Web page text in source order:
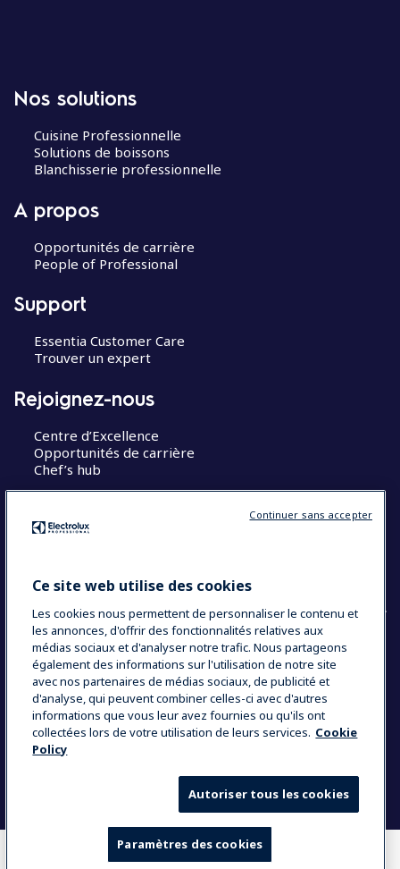
COMPARER OÙ ACHETER
Nos solutions
Cuisine Professionnelle
Solutions de boissons
Blanchisserie professionnelle
A propos
Opportunités de carrière
People of Professional
Support
Essentia Customer Care
Trouver un expert
Rejoignez-nous
Centre d’Excellence
Opportunités de carrière
Chef’s hub
COUNTRY AND LANGUAGE
VOTRE SÉLECTION : FRANCE
Data Privacy Statement
CGV Plan du site
Ce site web utilise des cookies
Les cookies nous permettent de personnaliser le contenu et
les annonces, d'offrir des fonctionnalités relatives aux
médias sociaux et d'analyser notre trafic. Nous partageons
également des informations sur l'utilisation de notre site
avec nos partenaires de médias sociaux, de publicité et
d'analyse, qui peuvent combiner celles-ci avec d'autres
informations que vous leur avez fournies ou qu'ils ont
collectées lors de votre utilisation de leurs services. Cookie
Policy
Autoriser tous les cookies
Paramètres des cookies
Continuer sans accepter